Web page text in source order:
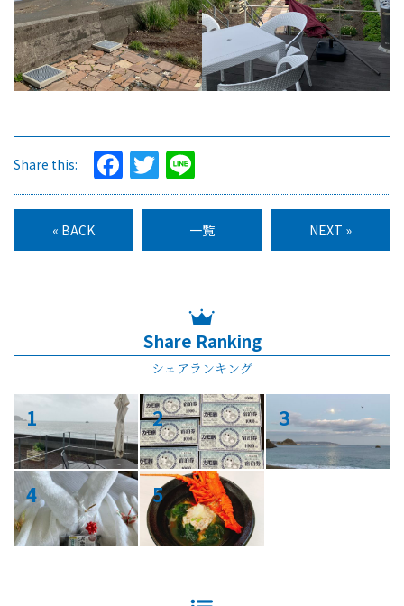
Share this: Facebook
Twitter
« BACK 一覧 NEXT »
Share Ranking
シェアランキング
1 2 3
4 5